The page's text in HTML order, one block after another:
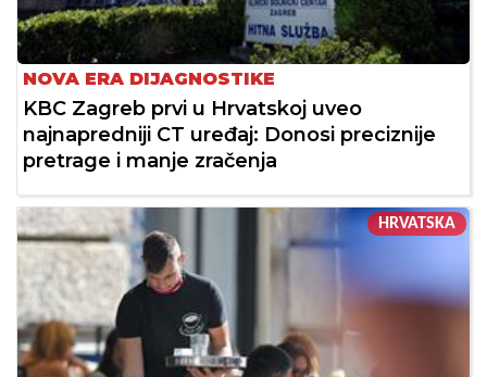
NOVA ERA DIJAGNOSTIKE
KBC Zagreb prvi u Hrvatskoj uveo
najnapredniji CT uređaj: Donosi preciznije
pretrage i manje zračenja
HRVATSKA